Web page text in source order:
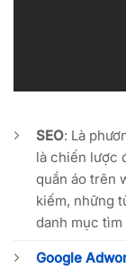
SEO: Là
là chiến lược
quần áo trên
kiếm, những
danh mục tìm
Google